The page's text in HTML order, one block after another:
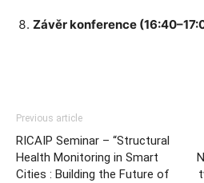
Závěr konference
Previous article
RICAIP Seminar – “Structural
Health Monitoring in Smart
Cities : Building the Future of